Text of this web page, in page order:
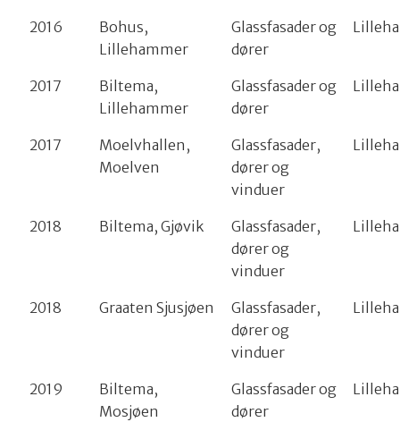
2016
Bohus,
Lillehammer
Glassfasader og
dører
2017
Biltema,
Lillehammer
Glassfasader og
dører
2017
Moelvhallen,
Moelven
Glassfasader,
dører og
vinduer
2018 Biltema, Gjøvik
Glassfasader,
dører og
vinduer
2018 Graaten Sjusjøen
Glassfasader,
dører og
vinduer
2019
Biltema,
Mosjøen
Glassfasader og
dører